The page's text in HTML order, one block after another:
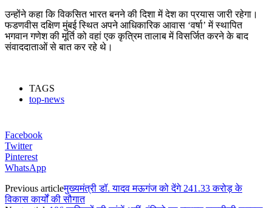
उन्होंने कहा कि विकसित भारत बनने की दिशा में देश का प्रयास जारी रहेगा।
फडणवीस दक्षिण मुंबई स्थित अपने आधिकारिक आवास ‘वर्षा’ में स्थापित
भगवान गणेश की मूर्ति को वहां एक कृत्रिम तालाब में विसर्जित करने के बाद
संवाददाताओं से बात कर रहे थे।
TAGS
top-news
Facebook
Twitter
Pinterest
WhatsApp
Previous articleमुख्यमंत्री डॉ. यादव मऊगंज को देंगे 241.33 करोड़ के
विकास कार्यों की सौगात